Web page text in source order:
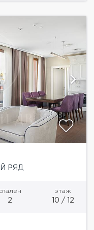
РЯД
2
этаж
10 / 12